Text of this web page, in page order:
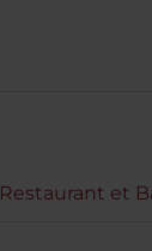
Restaurant et